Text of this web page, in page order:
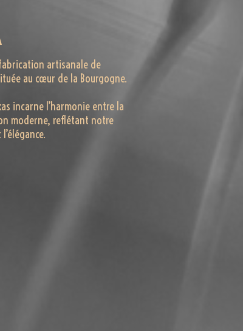
fabrication artisanale de
au cœur de la Bourgogne.
incarne l’harmonie entre la
moderne, reflétant notre